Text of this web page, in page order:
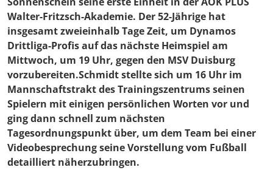
Walter-Fritzsch-Akademie. Der 52-Jährige hat
insgesamt zweieinhalb Tage Zeit, um Dynamos
Drittliga-Profis auf das nächste Heimspiel am
Mittwoch, um 19 Uhr, gegen den MSV Duisburg
vorzubereiten.Schmidt stellte sich um 16 Uhr im
Mannschaftstrakt des Trainingszentrums seinen
Spielern mit einigen persönlichen Worten vor und
ging dann schnell zum nächsten
Tagesordnungspunkt über, um dem Team bei einer
Videobesprechung seine Vorstellung vom Fußball
detailliert näherzubringen.